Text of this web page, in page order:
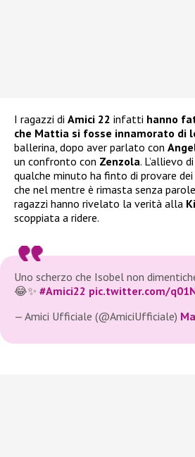
I ragazzi di Amici 22 infatti hanno
che Mattia si fosse innamorato di
ballerina, dopo aver parlato con
un confronto con Zenzola. L’allievo di
qualche minuto ha finto di provare
che nel mentre è rimasta senza
ragazzi hanno rivelato la verità alla
scoppiata a ridere.
Uno scherzo che Isobel non
😂✨ #Amici22 pic.twitter.com/
— Amici Ufficiale (@AmiciUfficiale)